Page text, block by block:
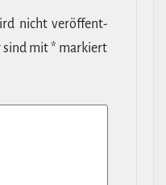
nicht ver­öf­fent­
sind mit* markiert